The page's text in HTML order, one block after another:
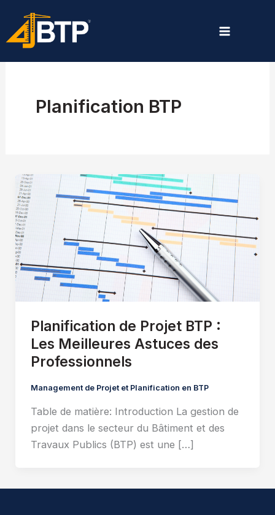
contenu
Planification BTP
Planification de Projet BTP :
Les Meilleures Astuces des
Professionnels
Management de Projet et Planification en BTP
Table de matière: Introduction La gestion de
projet dans le secteur du Bâtiment et des
Travaux Publics (BTP) est une […]